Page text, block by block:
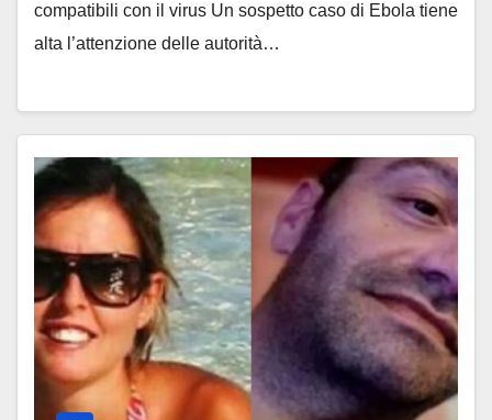
compatibili con il virus Un sospetto caso di Ebola tiene
alta l’attenzione delle autorità…